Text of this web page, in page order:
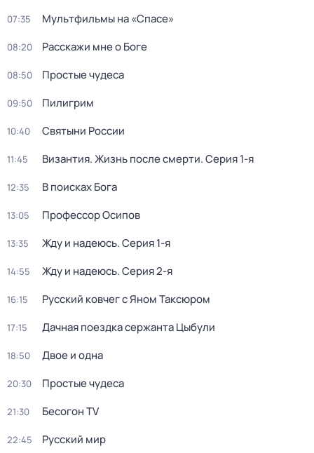
07:35 Мультфильмы на «Спасе»
08:20 Расскажи мне о Боге
08:50 Простые чудеса
09:50 Пилигрим
10:40 Святыни России
11:45 Византия. Жизнь после смерти. Серия 1-я
12:35 В поисках Бога
13:05 Профессор Осипов
13:35 Жду и нaдeюсь. Серия 1-я
14:55 Жду и нaдeюсь. Серия 2-я
16:15 Русский ковчег с Яном Таксюром
17:15 Дачная поездка сержанта Цыбули
18:50 Двое и одна
20:30 Простые чудеса
21:30 Бесогон TV
22:45 Русский мир